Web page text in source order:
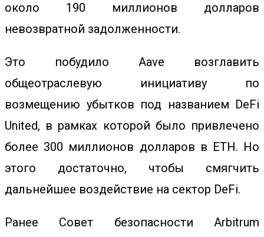
около 190 миллионов долларов
невозвратной задолженности.
Это побудило Aave возглавить
общеотраслевую инициативу по
возмещению убытков под названием DeFi
United, в рамках которой было привлечено
более 300 миллионов долларов в ETH. Но
этого достаточно, чтобы смягчить
дальнейшее воздействие на сектор DeFi.
Ранее Совет безопасности Arbitrum